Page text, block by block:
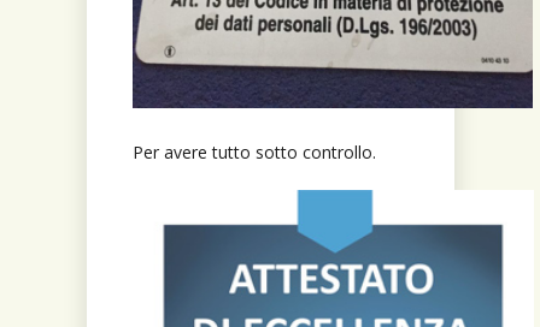
Per avere tutto sotto controllo.